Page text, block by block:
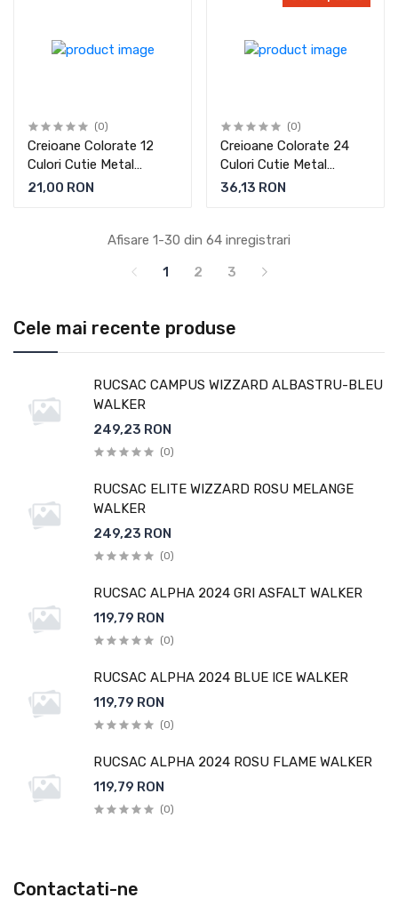
Cele mai recente produse
RUCSAC CAMPUS WIZZARD ALBASTRU-BLEU
WALKER
249,23 RON
(0)
RUCSAC ELITE WIZZARD ROSU MELANGE
WALKER
249,23 RON
(0)
RUCSAC ALPHA 2024 GRI ASFALT WALKER
119,79 RON
(0)
RUCSAC ALPHA 2024 BLUE ICE WALKER
119,79 RON
(0)
RUCSAC ALPHA 2024 ROSU FLAME WALKER
119,79 RON
(0)
(0)
Creioane Colorate 12
Culori Cutie Metal
Eberhard Faber
21,00 RON
(0)
Creioane Colorate 24
Culori Cutie Metal
Eberhard Faber
36,13 RON
Afisare 1-30 din 64 inregistrari
1
2 3
Contactati-ne